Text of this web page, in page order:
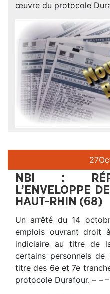
œuvre du protocole
27
NBI :
L’ENVELOPPE
HAUT-RHIN (68)
Un arrêté du 14
emplois ouvrant droit
indiciaire au titre de
certains personnels de
titre des 6e et 7e
protocole Durafour. – – –